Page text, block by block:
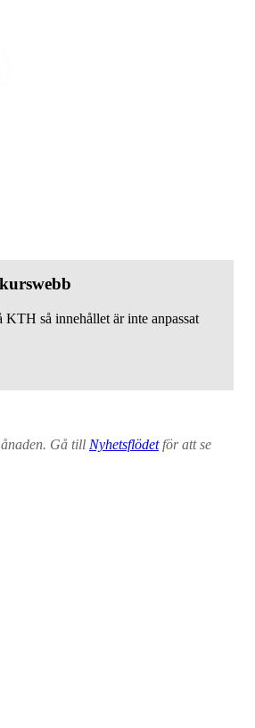
så innehållet är inte anpassat
Gå till Nyhetsflödetför att se